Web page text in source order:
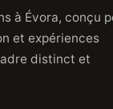
à Évora, conçu
et expériences
distinct et